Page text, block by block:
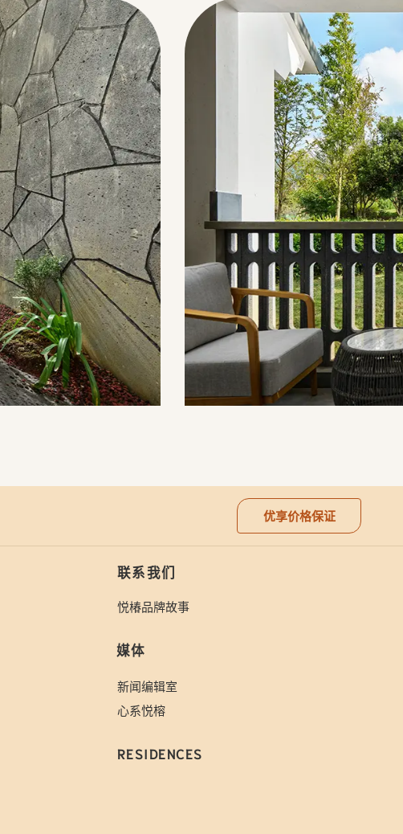
优享价格保证
联系我们
悦椿品牌故事
媒体
新闻编辑室
心系悦榕
RESIDENCES